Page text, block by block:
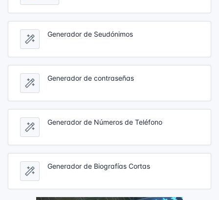
Generador de Seudónimos
Generador de contraseñas
Generador de Números de Teléfono
Generador de Biografías Cortas